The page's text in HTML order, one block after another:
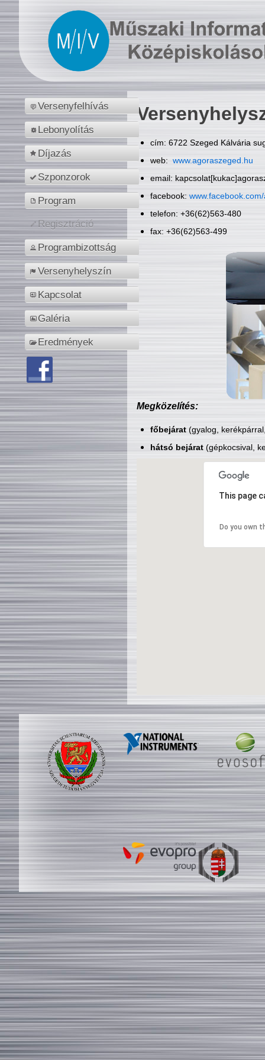
Versenyfelhívás
Lebonyolítás
Díjazás
Szponzorok
Program
Regisztráció
Programbizottság
Versenyhelyszín
Kapcsolat
Galéria
Eredmények
cím: 6722 Szeged Kálvária
web: www.agoraszeged.hu
email:
facebook:
telefon: +36(62)563-480
fax: +36(62)563-499
Megközelítés:
főbejárat(gyalog,
hátsó bejárat(gépkocsival,
This page
Do you own